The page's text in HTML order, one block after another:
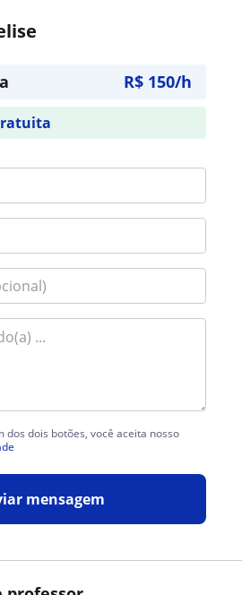
R$ 150/h
dos dois botões, você aceita nosso
mensagem